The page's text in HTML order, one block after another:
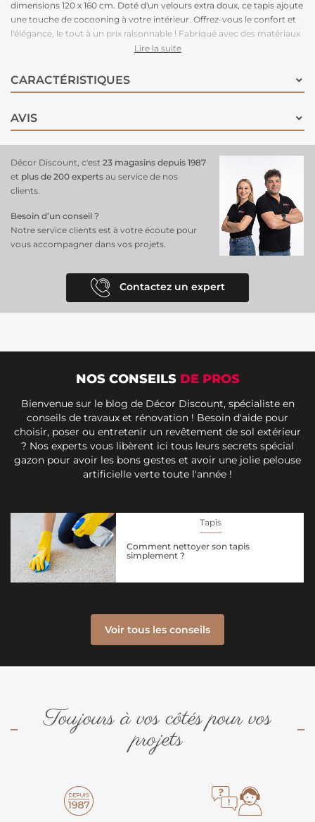
dimensions 120 x 160 cm. Doté d'un velours extra doux, ce tapis ajoute
une touche de cocooning à votre intérieur. Offrez-vous le confort et
l'élégance, le tout à un prix raisonnable ! Fabriqué avec des matériaux
de haute qualité, ce tapis offre un confort moelleux sous vos pieds.
Un simple passage à l'aspirateur suffit pour le maintenir en parfait
état.
Lire la suite
CARACTÉRISTIQUES
AVIS
Décor Discount, c'est 23 magasins depuis 1987
et plus de 200 experts au service de nos
clients.
Besoin d’un conseil ?
Notre service clients est à votre écoute pour
vous accompagner dans vos projets.
Contactez un expert
NOS CONSEILS DE PROS
Bienvenue sur le blog de Décor Discount, spécialiste en
conseils de travaux et rénovation ! Besoin d'aide pour
choisir, poser ou entretenir un revêtement de sol extérieur
? Nos experts vous libèrent ici tous leurs secrets spécial
gazon pour avoir les bons gestes et avoir une jolie pelouse
artificielle verte toute l'année !
Tapis
Comment nettoyer son tapis
simplement ?
Voir tous les conseils
Toujours à vos côtés pour vos
projets